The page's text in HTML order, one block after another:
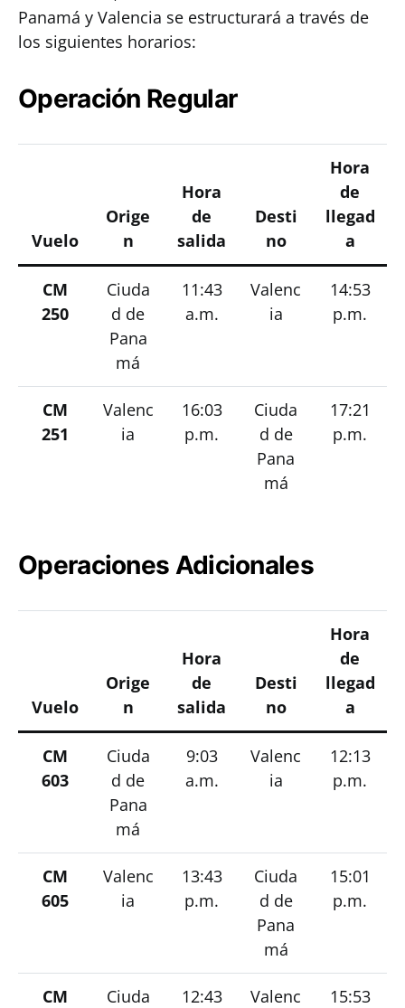
Panamá y Valencia se estructurará a través de
los siguientes horarios:
Operación Regular
Vuelo
Orige
n
Hora
de
salida
Desti
no
Hora
de
llegad
a
CM
250
Ciuda
d de
Pana
má
11:43
a.m.
Valenc
ia
14:53
p.m.
CM
251
Valenc
ia
16:03
p.m.
Ciuda
d de
Pana
má
17:21
p.m.
Operaciones Adicionales
Vuelo
Orige
n
Hora
de
salida
Desti
no
Hora
de
llegad
a
CM
603
Ciuda
d de
Pana
má
9:03
a.m.
Valenc
ia
12:13
p.m.
CM
605
Valenc
ia
13:43
p.m.
Ciuda
d de
Pana
má
15:01
p.m.
CM
Ciuda
12:43
Valenc
15:53